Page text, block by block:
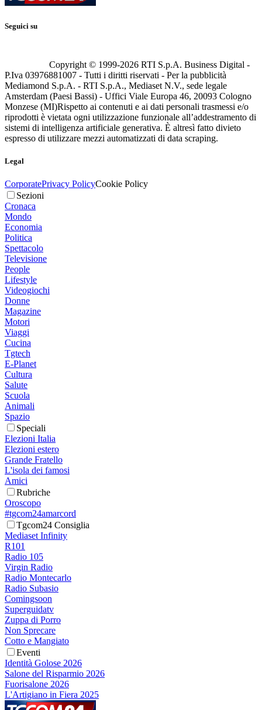
Seguici su
Copyright © 1999-2026 RTI S.p.A. Business Digital -
P.Iva 03976881007 - Tutti i diritti riservati - Per la pubblicità
Mediamond S.p.A. - RTI S.p.A., Mediaset N.V., sede legale
Amsterdam (Paesi Bassi) - Uffici Viale Europa 46, 20093 Cologno
Monzese (MI)Rispetto ai contenuti e ai dati personali trasmessi e/o
riprodotti è vietata ogni utilizzazione funzionale all’addestramento di
sistemi di intelligenza artificiale generativa. È altresì fatto divieto
espresso di utilizzare mezzi automatizzati di data scraping.
Legal
CorporatePrivacy PolicyCookie Policy
Sezioni
Cronaca
Mondo
Economia
Politica
Spettacolo
Televisione
People
Lifestyle
Videogiochi
Donne
Magazine
Motori
Viaggi
Cucina
Tgtech
E-Planet
Cultura
Salute
Scuola
Animali
Spazio
Speciali
Elezioni Italia
Elezioni estero
Grande Fratello
L'isola dei famosi
Amici
Rubriche
Oroscopo
#tgcom24amarcord
Tgcom24 Consiglia
Mediaset Infinity
R101
Radio 105
Virgin Radio
Radio Montecarlo
Radio Subasio
Comingsoon
Superguidatv
Zuppa di Porro
Non Sprecare
Cotto e Mangiato
Eventi
Identità Golose 2026
Salone del Risparmio 2026
Fuorisalone 2026
L'Artigiano in Fiera 2025